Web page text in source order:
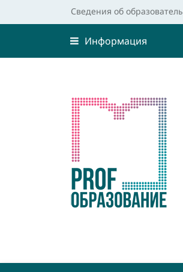
Сведения об
Информация